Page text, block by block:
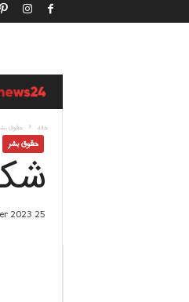
خانه حقوق
حقوق بشر
25 December 2023